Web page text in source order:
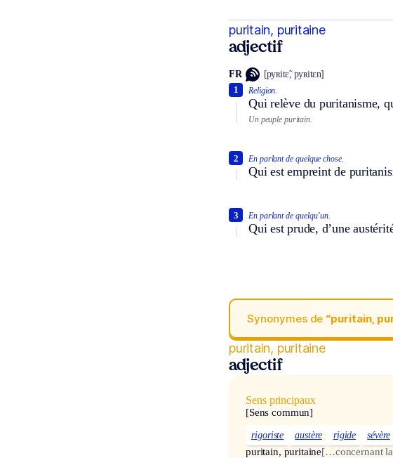
puritain, puritaine
adjectif
FR [pyʀitɛ̃, pyʀitɛn]
Religion.
Qui relève du puritanisme,
1
Un peuple puritain.
En parlant de quelque chose.
Qui est empreint de
2
En parlant de quelqu’un.
Qui est prude, d’une
3
Synonymes de “puritain,
puritain, puritaine
adjectif
Sens principaux
[Sens commun]
rigoriste austère rigide sévère
puritain, puritaine[…concernant